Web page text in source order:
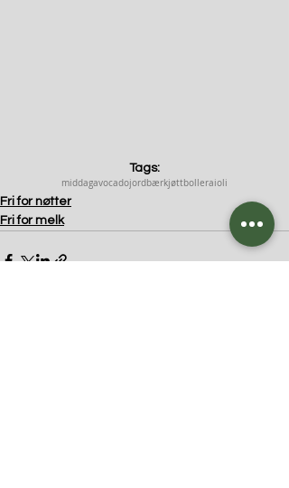
Tags:
middagavocadojordbærkjøttbolleraioli
Fri for nøtter
Fri for melk